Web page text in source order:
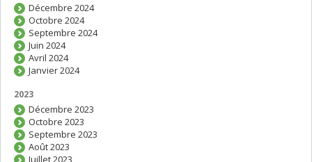
Décembre 2024
Octobre 2024
Septembre 2024
Juin 2024
Avril 2024
Janvier 2024
2023
Décembre 2023
Octobre 2023
Septembre 2023
Août 2023
Juillet 2023